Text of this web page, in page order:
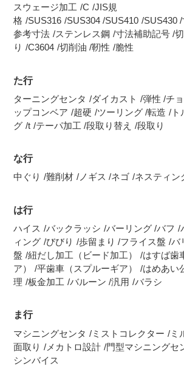
スウェージ加工 C JIS規
格 SUS316 SUS304 SUS410 SUS430
参考寸法 ステンレス鋼 寸法補助記号
り
C3604 切削油 靭性 脆性
た行
ターニングセンタ ダイカスト 弾性 チ
ップコンベア 超硬 ツーリング 転造 ト
グ t テーパ加工 段取り替え 段取り
な行
中ぐり 難削材 ノギス ネゴ ネスティン
は行
ハイス バックラッシ バーリング バフ
ィング びびり 歩留まり フライス盤 バ
盤 紐だし加工（ビード加工）
はすば歯
ア）
平歯車（スプルーギア） はめあい
理 板金加工 バルーン 汎用 バラシ
ま行
マシニングセンタ ミストコレクター ミ
面取り
メカトロ設計 門型マシニングセ
シンバイス